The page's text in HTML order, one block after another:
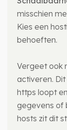
misschien
Kies een
behoeften.
Vergeet ook
activeren.
https loopt
gegevens of
hosts zit dit